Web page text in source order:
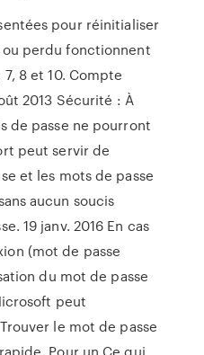
pour réinitialiser
perdu fonctionnent
8 et 10. Compte
2013 Sécurité : À
de passe ne pourront
peut servir de
et les mots de passe
aucun soucis
19 janv. 2016 En cas
(mot de passe
du mot de passe
peut
le mot de passe
Pour un Ce qui